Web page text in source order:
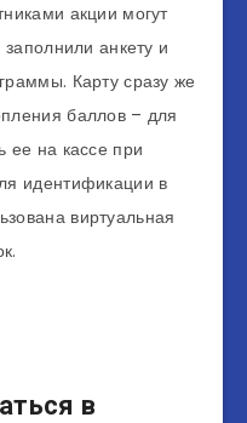
акции могут
анкету и
Карту сразу же
баллов – для
ее на кассе при
идентификации в
виртуальная
в